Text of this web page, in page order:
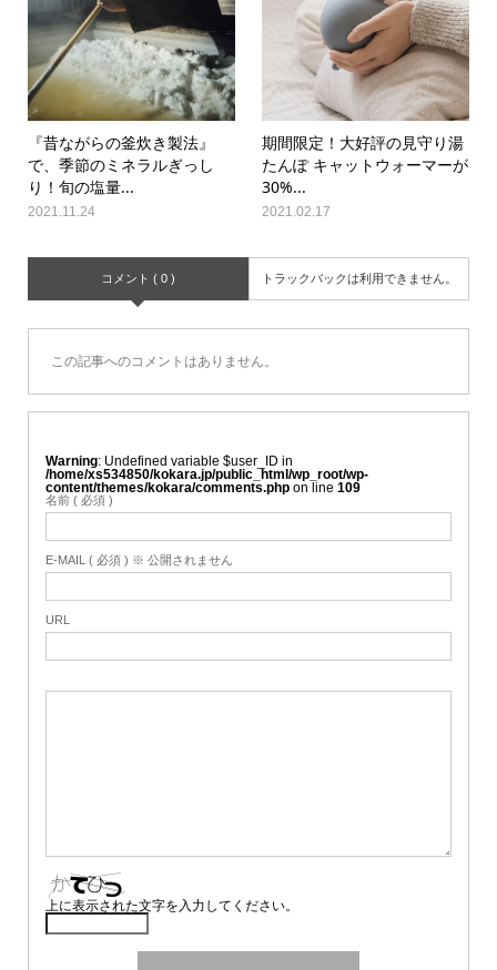
『昔ながらの釜炊き製法』
で、季節のミネラルぎっし
り！旬の塩量...
2021.11.24
期間限定！大好評の見守り湯
たんぽ キャットウォーマーが
30%...
2021.02.17
コメント ( 0 ) トラックバックは利用できません。
この記事へのコメントはありません。
Warning : Undefined variable $user_ID in
/home/xs534850/kokara.jp/public_html/wp_root/wp-
content/themes/kokara/comments.phpon line 109
名前 ( 必須 )
E-MAIL ( 必須 ) ※ 公開されません
URL
上に表示された文字を入力してください。